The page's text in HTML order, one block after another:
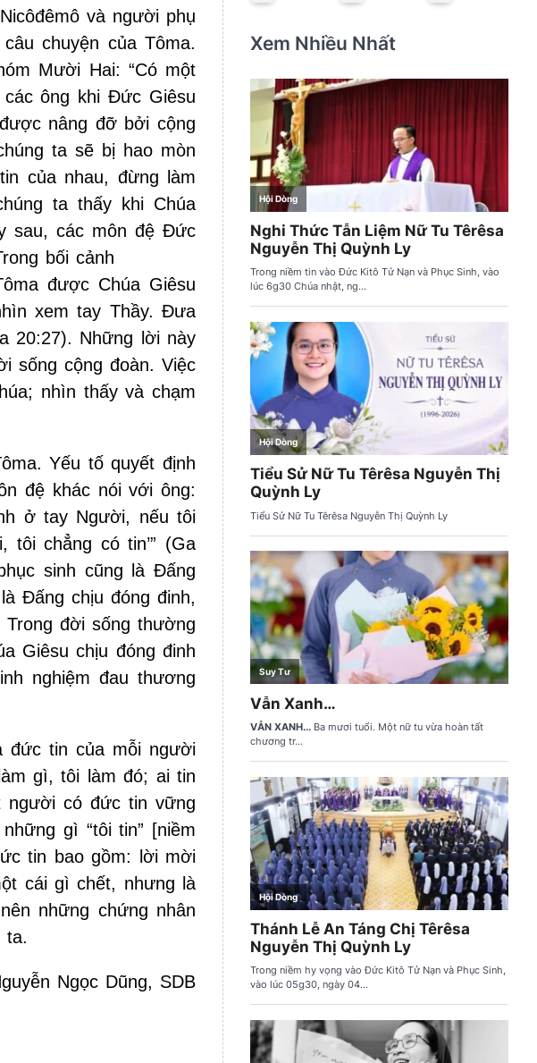
và người phụ
chuyện của Tôma.
Mười Hai: “Có một
ông khi Đức Giêsu
nâng đỡ bởi cộng
ta sẽ bị hao mòn
của nhau, đừng làm
ta thấy khi Chúa
sau, các môn đệ Đức
bối cảnh
được Chúa Giêsu
xem tay Thầy. Đưa
20:27). Những lời này
sống cộng đoàn. Việc
nhìn thấy và chạm
Yếu tố quyết định
đệ khác nói với ông:
ở tay Người, nếu tôi
chẳng có tin’” (Ga
sinh cũng là Đấng
Đấng chịu đóng đinh,
đời sống thường
Giêsu chịu đóng đinh
nghiệm đau thương
đức tin của mỗi người
gì, tôi làm đó; ai tin
người có đức tin vững
gì “tôi tin” [niềm
tin bao gồm: lời mời
cái gì chết, nhưng là
những chứng nhân
ta.
Ngọc Dũng, SDB
Xem Nhiều Nhất